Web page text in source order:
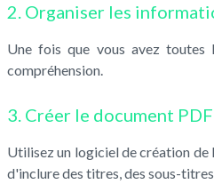
2. Organiser les
Une fois que vous avez toutes
compréhension.
3. Créer le document PDF
Utilisez un logiciel de création de
d'inclure des titres, des sous-